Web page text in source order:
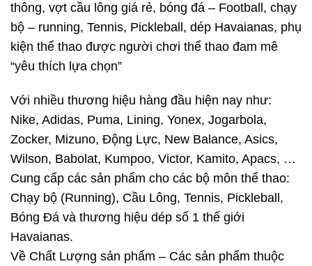
thông, vợt cầu lông giá rẻ, bóng đá – Football, chạy
bộ – running, Tennis, Pickleball, dép Havaianas, phụ
kiện thể thao được người chơi thể thao đam mê
“yêu thích lựa chọn”
Với nhiều thương hiệu hàng đầu hiện nay như:
Nike, Adidas, Puma, Lining, Yonex, Jogarbola,
Zocker, Mizuno, Động Lực, New Balance, Asics,
Wilson, Babolat, Kumpoo, Victor, Kamito, Apacs, …
Cung cấp các sản phẩm cho các bộ môn thể thao:
Chạy bộ (Running), Cầu Lông, Tennis, Pickleball,
Bóng Đá và thương hiệu dép số 1 thế giới
Havaianas.
Về Chất Lượng sản phẩm – Các sản phẩm thuộc